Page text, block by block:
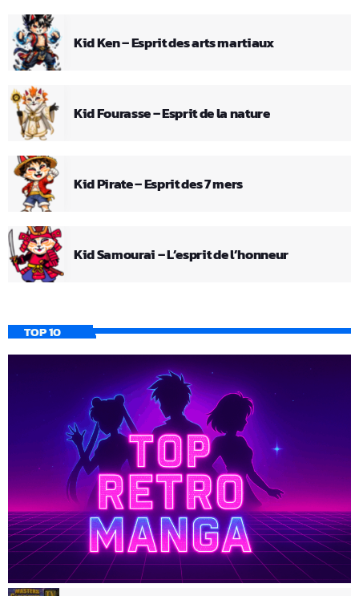
Kid Ken – Esprit des arts martiaux
Kid Fourasse – Esprit de la nature
Kid Pirate – Esprit des 7 mers
Kid Samourai – L’esprit de l’honneur
TOP 10